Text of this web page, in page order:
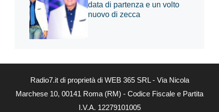
data di partenza e un volto
nuovo di zecca
Radio7.it di proprietà di WEB 365 SRL - Via Nicola
Marchese 10, 00141 Roma (RM) - Codice Fiscale e Partita
I.V.A. 12279101005